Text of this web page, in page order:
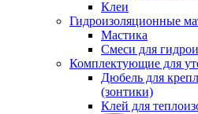
Клеи
Гидроизоляционные
Мастика
Смеси для
Комплектующие для
Дюбель для
(зонтики)
Клей для